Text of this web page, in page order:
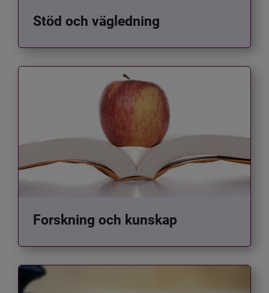
Stöd och vägledning
Forskning och kunskap